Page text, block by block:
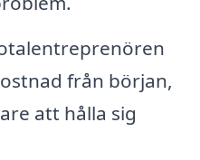
från början,
att hålla sig